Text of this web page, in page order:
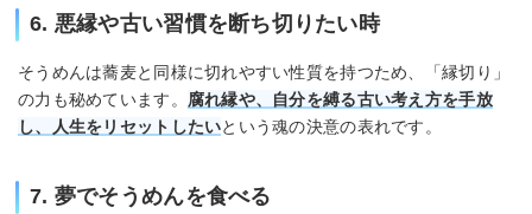
6. 悪縁や古い習慣を断ち切りたい時
そうめんは蕎麦と同様に切れやすい性質を持つため、「縁切り」
の力も秘めています。 腐れ縁や、自分を縛る古い考え方を手放
し、人生をリセットしたいという魂の決意の表れです。
7. 夢でそうめんを食べる